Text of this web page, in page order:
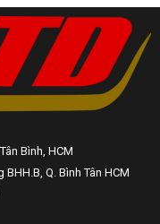
Bình, HCM
Q. Bình Tân HCM